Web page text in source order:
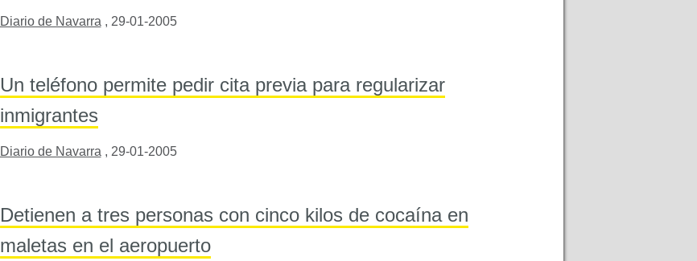
Diario de Navarra , 29-01-2005
Un teléfono permite pedir cita previa para regularizar
inmigrantes
Diario de Navarra , 29-01-2005
Detienen a tres personas con cinco kilos de cocaína en
maletas en el aeropuerto